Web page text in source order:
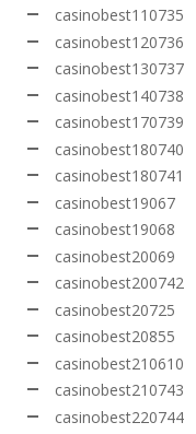
casinobest110735
casinobest120736
casinobest130737
casinobest140738
casinobest170739
casinobest180740
casinobest180741
casinobest19067
casinobest19068
casinobest20069
casinobest200742
casinobest20725
casinobest20855
casinobest210610
casinobest210743
casinobest220744